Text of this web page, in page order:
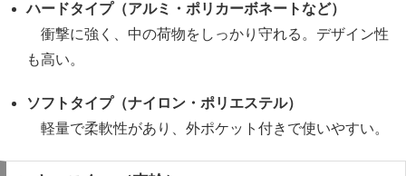
ハードタイプ（アルミ・ポリカーボネートなど）
衝撃に強く、中の荷物をしっかり守れる。デザイン性
も高い。
ソフトタイプ（ナイロン・ポリエステル）
軽量で柔軟性があり、外ポケット付きで使いやすい。